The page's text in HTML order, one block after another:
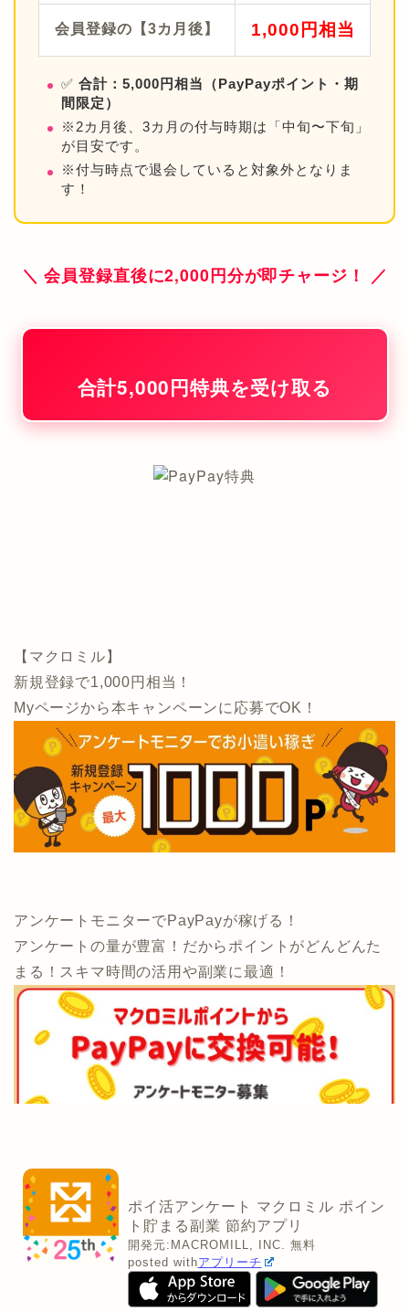
会員登録の【3カ月後】 1,000円相当
✅ 合計：5,000円相当（PayPayポイント・期
間限定）
※2カ月後、3カ月の付与時期は「中旬〜下旬」
が目安です。
※付与時点で退会していると対象外となりま
す！
＼ 会員登録直後に2,000円分が即チャージ！ ／
合計5,000円特典を受け取る
【マクロミル】
新規登録で1,000円相当！
Myページから本キャンペーンに応募でOK！
アンケートモニターでPayPayが稼げる！
アンケートの量が豊富！だからポイントがどんどんた
まる！スキマ時間の活用や副業に最適！
ポイ活アンケート マクロミル ポイン
ト貯まる副業 節約アプリ
開発元: MACROMILL, INC.
無料
posted withアプリーチ